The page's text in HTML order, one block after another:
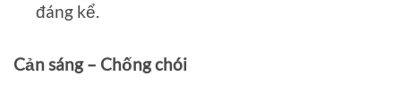
đáng kể.
Cản sáng – Chống chói